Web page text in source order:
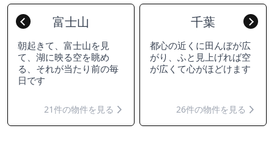
Previous富士山
朝起きて、富士山を見
て、湖に映る空を眺め
る、それが当たり前の毎
日です
21件の物件を見る
千葉
都心の近くに田んぼが広
がり、ふと見上げれば空
が広くて心がほどけます
26件の物件を見る